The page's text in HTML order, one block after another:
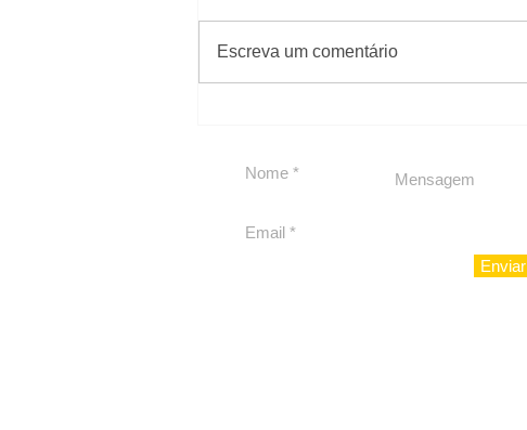
Escreva um comentário
Enviar